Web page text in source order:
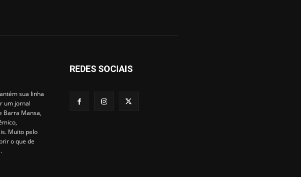
sua linha
um jornal
Barra Mansa,
Muito pelo
o que de
REDES SOCIAIS